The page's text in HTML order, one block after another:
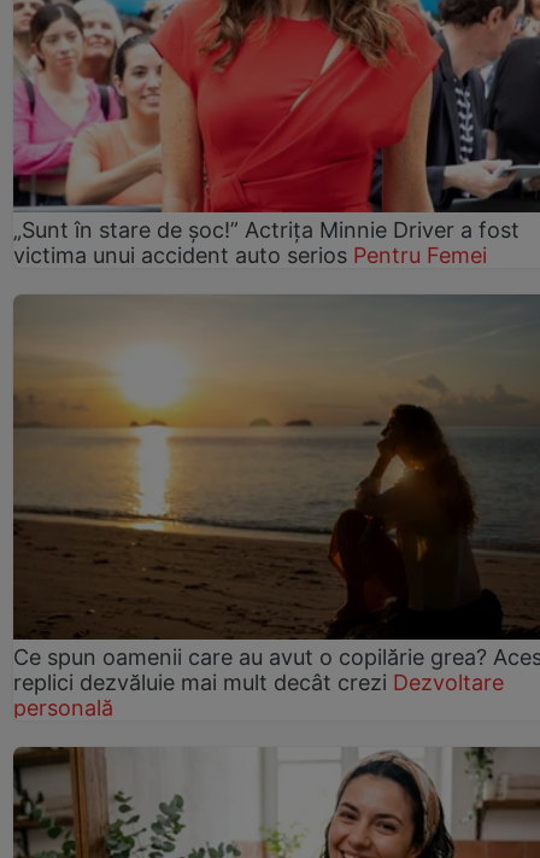
„Sunt în stare de șoc!” Actrița Minnie Driver a fost
victima unui accident auto serios Pentru Femei
Ce spun oamenii care au avut o copilărie grea?
replici dezvăluie mai mult decât crezi Dezvoltare
personală